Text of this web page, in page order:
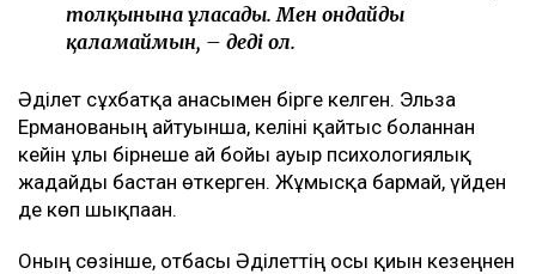
толқынына ұласады. Мен ондайды
қаламаймын, – деді ол.
Әділет сұхбатқа анасымен бірге келген. Эльза
Ерманованың айтуынша, келіні қайтыс болғаннан
кейін ұлы бірнеше ай бойы ауыр психологиялық
жағдайды бастан өткерген. Жұмысқа бармай, үйден
де көп шықпаған.
Оның сөзінше, отбасы Әділеттің осы қиын кезеңнен